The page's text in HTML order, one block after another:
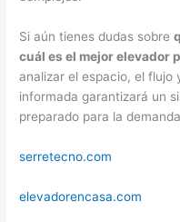
Si aún tienes dudas sobre
cuál es el mejor elevador
analizar el espacio, el flujo
informada garantizará un
preparado para la
serretecno.com
elevadorencasa.com